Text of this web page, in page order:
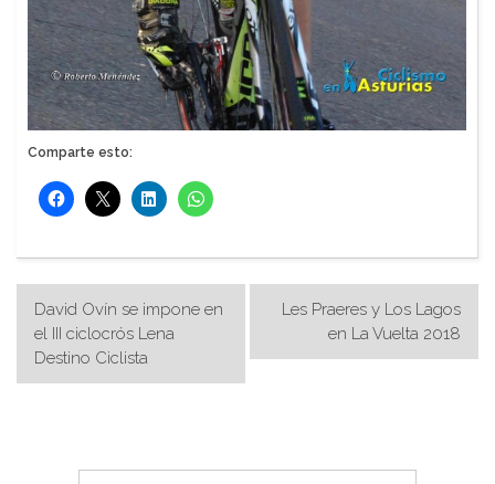
Comparte esto:
Navegación
de
entradas
David Ovín se impone en
el III ciclocrós Lena
Destino Ciclista
Les Praeres y Los Lagos
en La Vuelta 2018
Search